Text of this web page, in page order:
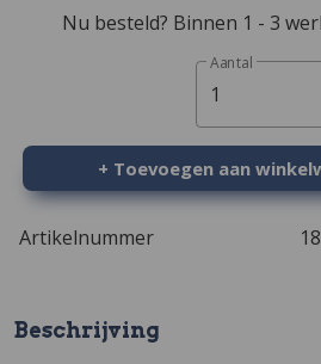
Nu besteld? Binnen 1 - 3
Aantal
1
+ Toevoegen aan
Artikelnummer
Beschrijving